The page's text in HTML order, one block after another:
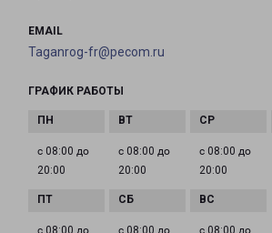
EMAIL
Taganrog-fr@pecom.ru
ГРАФИК РАБОТЫ
с 08:00 до
20:00
с 08:00 до
20:00
с 08:00 до
20:00